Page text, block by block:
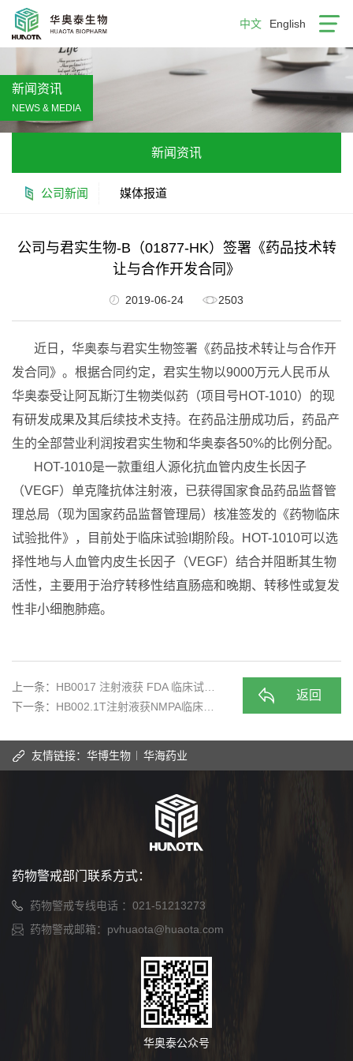
中文 English
新闻资讯
NEWS & MEDIA
新闻资讯
公司新闻 媒体报道
公司与君实生物-B（01877-HK）签署《药品技术转
让与合作开发合同》
2019-06-24 2503
近日，华奥泰与君实生物签署《药品技术转让与合作开
发合同》。根据合同约定，君实生物以9000万元人民币从
华奥泰受让阿瓦斯汀生物类似药（项目号HOT-1010）的现
有研发成果及其后续技术支持。在药品注册成功后，药品产
生的全部营业利润按君实生物和华奥泰各50%的比例分配。
HOT-1010是一款重组人源化抗血管内皮生长因子
（VEGF）单克隆抗体注射液，已获得国家食品药品监督管
理总局（现为国家药品监督管理局）核准签发的《药物临床
试验批件》，目前处于临床试验I期阶段。HOT-1010可以选
择性地与人血管内皮生长因子（VEGF）结合并阻断其生物
活性，主要用于治疗转移性结直肠癌和晚期、转移性或复发
性非小细胞肺癌。
上一条： HB0017 注射液获 FDA 临床试…
下一条： HB002.1T注射液获NMPA临床…
返回
友情链接： 华博生物 华海药业
药物警戒部门联系方式：
药物警戒专线电话 ： 021-51213273
药物警戒邮箱： pvhuaota@huaota.com
华奥泰公众号